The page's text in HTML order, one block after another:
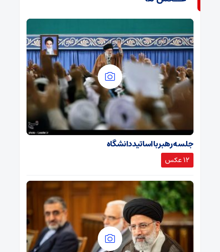
جلسه رهبر با اساتید دانشگاه
12 عکس